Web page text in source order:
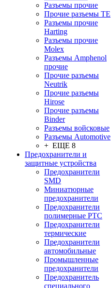
Разъeмы прочие
Прочие разъемы TE
Разъемы прочие
Harting
Разъемы прочие
Molex
Разъемы Amphenol
прочие
Прочие разъемы
Neutrik
Прочие разъемы
Hirose
Прочие разъемы
Binder
Разъемы войсковые
Разъeмы Automotive
+ ЕЩЕ 8
Предохранители и
защитные устройства
Предохранители
SMD
Миниатюрные
предохранители
Предохранители
полимерные PTC
Предохранители
термические
Предохранители
автомобильные
Промышленные
предохранители
Предохранитель
специального